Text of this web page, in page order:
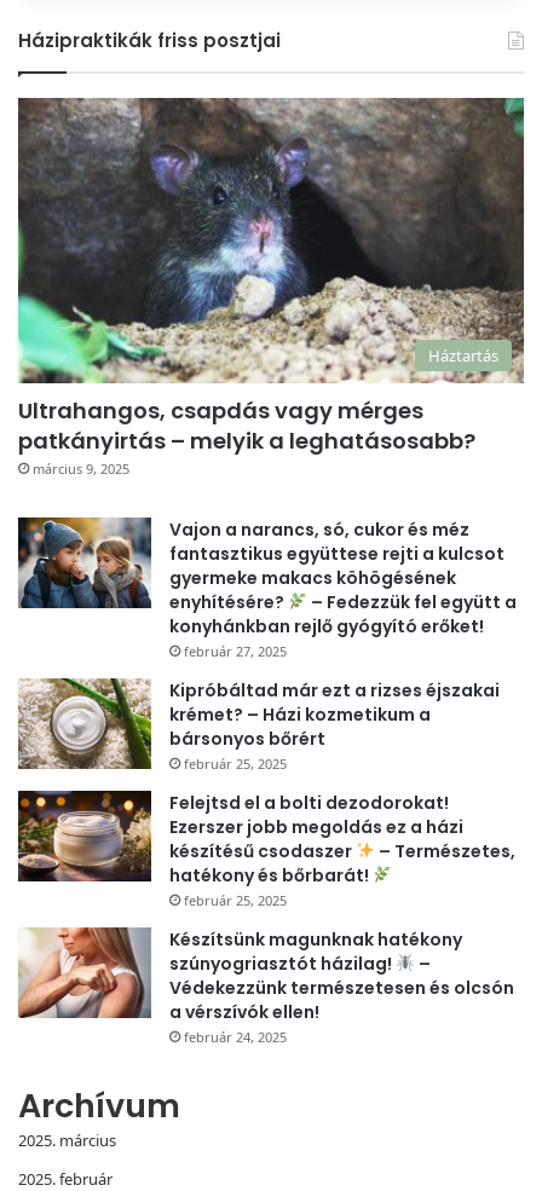
Házipraktikák friss posztjai
Háztartás
Ultrahangos, csapdás vagy mérges
patkányirtás – melyik a leghatásosabb?
március 9, 2025
Vajon a narancs, só, cukor és méz
fantasztikus együttese rejti a kulcsot
gyermeke makacs köhögésének
enyhítésére?
– Fedezzük fel együtt a
konyhánkban rejlő gyógyító erőket!
február 27, 2025
Kipróbáltad már ezt a rizses éjszakai
krémet? – Házi kozmetikum a
bársonyos bőrért
február 25, 2025
Felejtsd el a bolti dezodorokat!
Ezerszer jobb megoldás ez a házi
készítésű csodaszer
– Természetes,
hatékony és bőrbarát!
február 25, 2025
Készítsünk magunknak hatékony
szúnyogriasztót házilag!
–
Védekezzünk természetesen és olcsón
a vérszívók ellen!
február 24, 2025
Archívum
2025. március
2025. február